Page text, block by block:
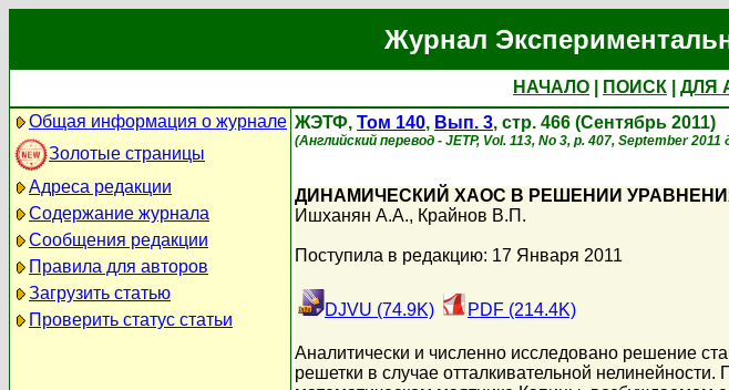
Журнал
НАЧАЛО ПОИСК ДЛЯ
Общая информация о журнале
Золотые страницы
Адреса редакции
Содержание журнала
Сообщения редакции
Правила для авторов
Загрузить статью
Проверить статус статьи
ЖЭТФ, Том 140, Вып. 3, стр. 466 (Сентябрь 2011)
(Английский перевод - JETP, Vol. 113, No 3, p. 407, September
ДИНАМИЧЕСКИЙ ХАОС В РЕШЕНИИ
Ишханян А.А., Крайнов В.П.
Поступила в редакцию: 17 Января 2011
DJVU (74.9K) PDF (214.4K)
Аналитически и численно исследовано решение
решетки в случае отталкивательной